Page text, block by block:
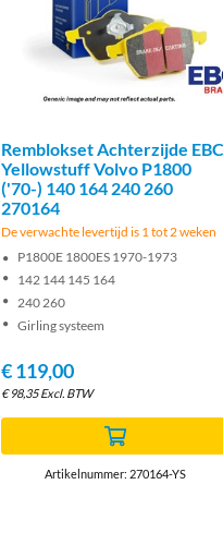
Remblokset Achterzijde EBC
Yellowstuff Volvo P1800
('70-) 140 164 240 260
270164
De verwachte levertijd is 1 tot 2 weken
P1800E 1800ES 1970-1973
142 144 145 164
240 260
Girling systeem
€119,00
€98,35 Excl. BTW
Artikelnummer: 270164-YS